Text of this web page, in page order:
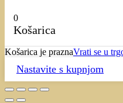
0
Košarica
Košarica je praznaVrati se u
Nastavite s kupnjom